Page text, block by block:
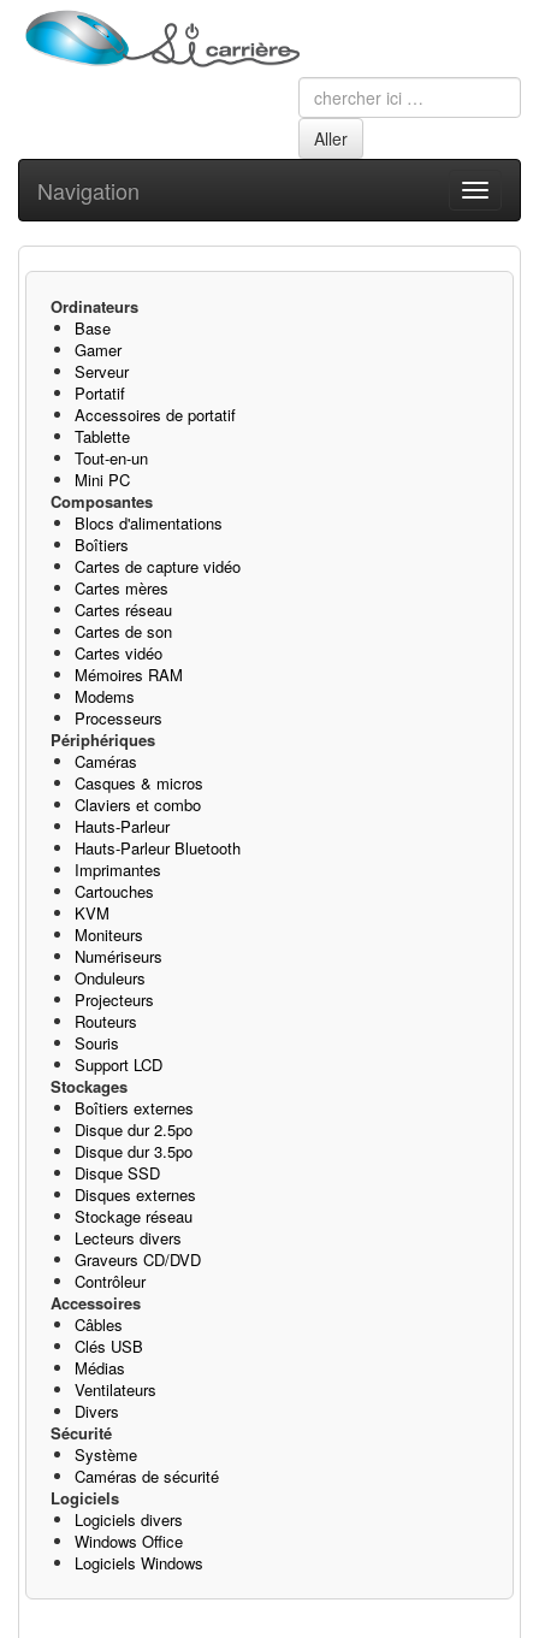
Toggle
Navigation
Ordinateurs
Base
Gamer
Serveur
Portatif
Accessoires de portatif
Tablette
Tout-en-un
Mini PC
Composantes
Blocs d'alimentations
Boîtiers
Cartes de capture vidéo
Cartes mères
Cartes réseau
Cartes de son
Cartes vidéo
Mémoires RAM
Modems
Processeurs
Périphériques
Caméras
Casques & micros
Claviers et combo
Hauts-Parleur
Hauts-Parleur Bluetooth
Imprimantes
Cartouches
KVM
Moniteurs
Numériseurs
Onduleurs
Projecteurs
Routeurs
Souris
Support LCD
Stockages
Boîtiers externes
Disque dur 2.5po
Disque dur 3.5po
Disque SSD
Disques externes
Stockage réseau
Lecteurs divers
Graveurs CD/DVD
Contrôleur
Accessoires
Câbles
Clés USB
Médias
Ventilateurs
Divers
Sécurité
Système
Caméras de sécurité
Logiciels
Logiciels divers
Windows Office
Logiciels Windows